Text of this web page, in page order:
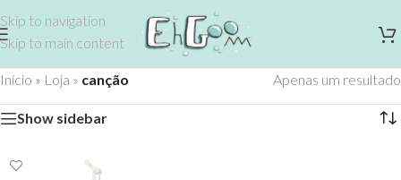
Skip to navigation
Skip to main content
Início » Loja » canção Apenas um resultado
Show sidebar